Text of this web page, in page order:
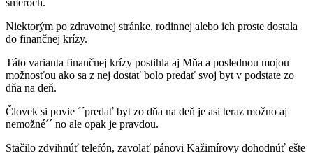
smeroch.
Niektorým po zdravotnej stránke, rodinnej alebo ich proste dostala
do finančnej krízy.
Táto varianta finančnej krízy postihla aj Mňa a poslednou mojou
možnosťou ako sa z nej dostať bolo predať svoj byt v podstate zo
dňa na deň.
Človek si povie ´´predať byt zo dňa na deň je asi teraz možno aj
nemožné´´ no ale opak je pravdou.
Stačilo zdvihnúť telefón, zavolať pánovi Kažimírovy dohodnúť ešte